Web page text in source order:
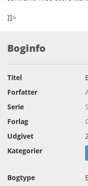
]]>
Boginfo
Titel
Forfatter
Serie
Forlag
Udgivet
Kategorier
Bogtype